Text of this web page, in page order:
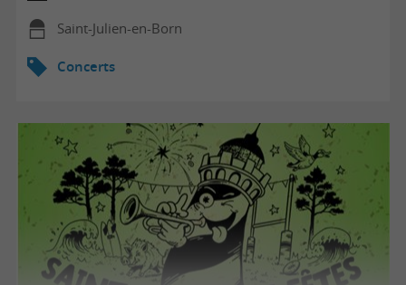
Saint-Julien-en-Born
Concerts